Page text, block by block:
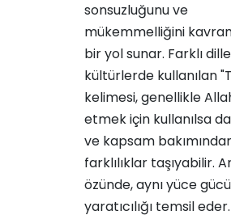
sonsuzluğunu ve
mükemmelliğini
bir yol sunar. Farklı
kültürlerde kullanılan
kelimesi, genellikle
etmek için kullanılsa
ve kapsam
farklılıklar taşıyabilir.
özünde, aynı yüce
yaratıcılığı temsil eder.